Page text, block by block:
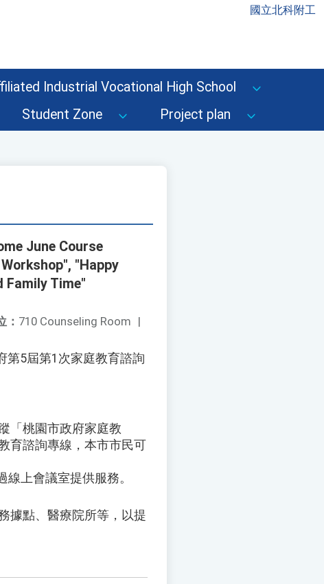
國立北科附工
Industrial Vocational High School
Student Zone Project plan
June Course
"Happy
Family Time"
： 710 Counseling Room |
第5屆第1次家庭教育諮詢
「桃園市政府家庭教
育諮詢專線，本市市民可
上會議室提供服務。
據點、醫療院所等，以提